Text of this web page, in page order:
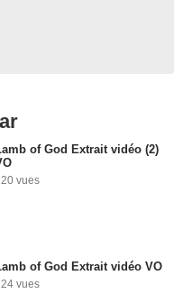
of God Extrait vidéo (2)
vues
of God Extrait vidéo VO
vues